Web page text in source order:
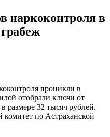
наркоконтроля в
проникли в
отобрали ключи от
размере 32 тысяч рублей.
по Астраханской